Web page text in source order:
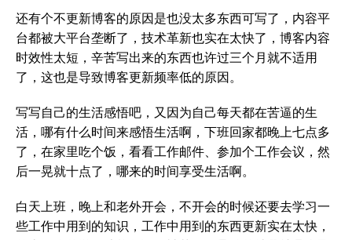
还有个不更新博客的原因是也没太多东西可写了，内容平
台都被大平台垄断了，技术革新也实在太快了，博客内容
时效性太短，辛苦写出来的东西也许过三个月就不适用
了，这也是导致博客更新频率低的原因。
写写自己的生活感悟吧，又因为自己每天都在苦逼的生
活，哪有什么时间来感悟生活啊，下班回家都晚上七点多
了，在家里吃个饭，看看工作邮件、参加个工作会议，然
后一晃就十点了，哪来的时间享受生活啊。
白天上班，晚上和老外开会，不开会的时候还要去学习一
些工作中用到的知识，工作中用到的东西更新实在太快，